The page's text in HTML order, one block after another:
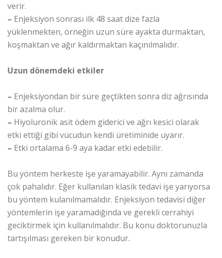
verir.
– Enjeksiyon sonrası ilk 48 saat dize fazla
yüklenmekten, örneğin uzun süre ayakta durmaktan,
koşmaktan ve ağır kaldırmaktan kaçınılmalıdır.
Uzun dönemdeki etkiler
– Enjeksiyondan bir süre geçtikten sonra diz ağrısında
bir azalma olur.
– Hiyoluronik asit ödem giderici ve ağrı kesici olarak
etki ettiği gibi vücudun kendi üretiminide uyarır.
– Etki ortalama 6-9 aya kadar etki edebilir.
Bu yöntem herkeste işe yaramayabilir. Aynı zamanda
çok pahalıdır. Eğer kullanılan klasik tedavi işe yarıyorsa
bu yöntem kulanılmamalıdır. Enjeksiyon tedavisi diğer
yöntemlerin işe yaramadığında ve gerekli cerrahiyi
geciktirmek için kullanılmalıdır. Bu konu doktorunuzla
tartışılması gereken bir konudur.